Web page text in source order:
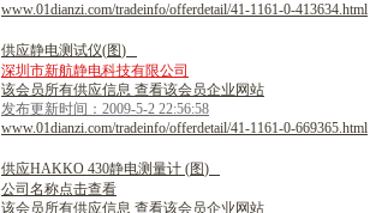
www.01dianzi.com/tradeinfo/offerdetail/41-1161-0-413634.html
供应静电测试仪(图)
深圳市新航静电科技有限公司
该会员所有供应信息 查看该会员企业网站
发布更新时间：2009-5-2 22:56:58
www.01dianzi.com/tradeinfo/offerdetail/41-1161-0-669365.html
供应HAKKO 430静电测量计 (图)
公司名称点击查看
该会员所有供应信息 查看该会员企业网站